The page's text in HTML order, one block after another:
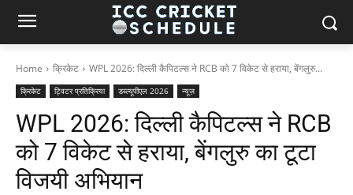
Home क्रिकेट WPL 2026: दिल्ली कैपिटल्स ने RCB को 7 विकेट से हराया, बेंगलुरु...
क्रिकेट ट्विटर प्रतिक्रिया डब्ल्यूपीएल 2026 न्यूज़
WPL 2026: दिल्ली कैपिटल्स ने RCB
को 7 विकेट से हराया, बेंगलुरु का टूटा
विजयी अभियान